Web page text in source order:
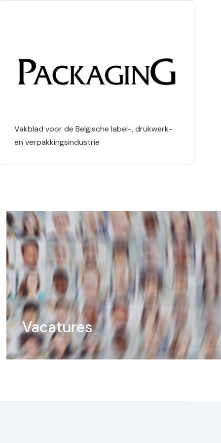
Vakblad voor de Belgische label-, drukwerk-
en verpakkingsindustrie
Vacatures